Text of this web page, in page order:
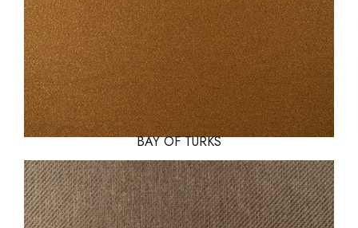
BAY OF TURKS